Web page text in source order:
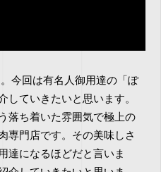
今回は有名人御用達の「ぽ
していきたいと思います。
落ち着いた雰囲気で極上の
専門店です。その美味しさ
達になるほどだと言いま